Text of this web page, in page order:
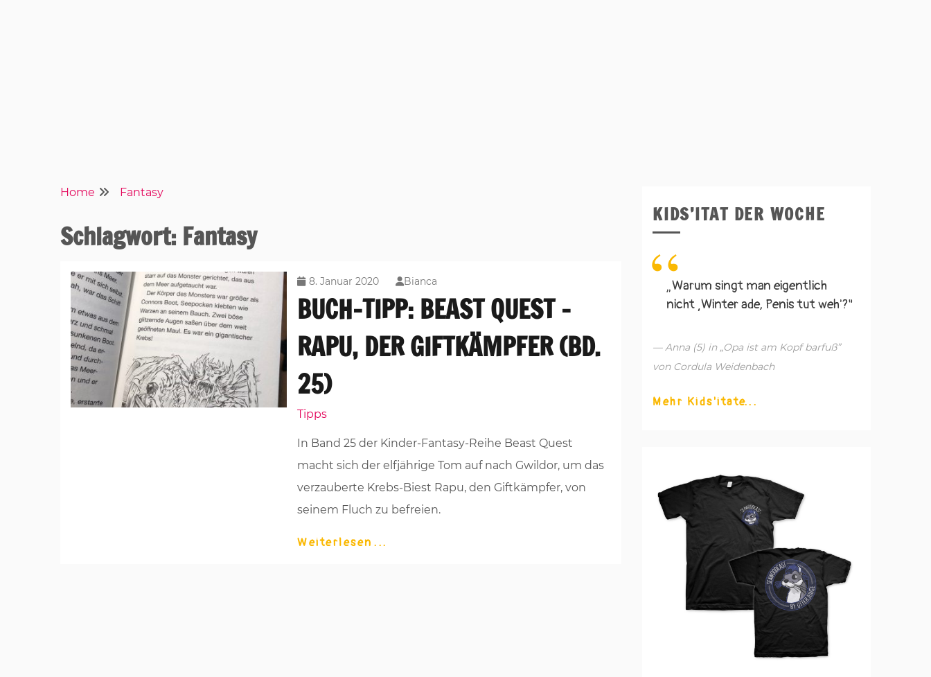
Home Fantasy
Schlagwort: Fantasy
8. Januar 2020 Bianca
BUCH-TIPP: BEAST QUEST –
RAPU, DER GIFTKÄMPFER (BD.
25)
Tipps
In Band 25 der Kinder-Fantasy-Reihe Beast Quest
macht sich der elfjährige Tom auf nach Gwildor, um das
verzauberte Krebs-Biest Rapu, den Giftkämpfer, von
seinem Fluch zu befreien.
Weiterlesen
KIDS’ITAT DER WOCHE
„Warum singt man eigentlich
nicht ‚Winter ade, Penis tut weh'?"
— Anna (5) in „Opa ist am Kopf barfuß”
von Cordula Weidenbach
Mehr Kids'itate